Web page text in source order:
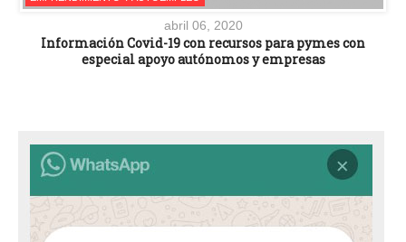
abril 06, 2020
Información Covid-19 con recursos para pymes con
especial apoyo autónomos y empresas